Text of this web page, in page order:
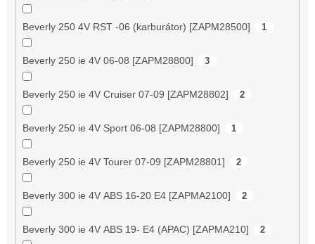
Beverly 250 4V RST -06 (karburátor) [ZAPM28500] 1
Beverly 250 ie 4V 06-08 [ZAPM28800] 3
Beverly 250 ie 4V Cruiser 07-09 [ZAPM28802] 2
Beverly 250 ie 4V Sport 06-08 [ZAPM28800] 1
Beverly 250 ie 4V Tourer 07-09 [ZAPM28801] 2
Beverly 300 ie 4V ABS 16-20 E4 [ZAPMA2100] 2
Beverly 300 ie 4V ABS 19- E4 (APAC) [ZAPMA210] 2